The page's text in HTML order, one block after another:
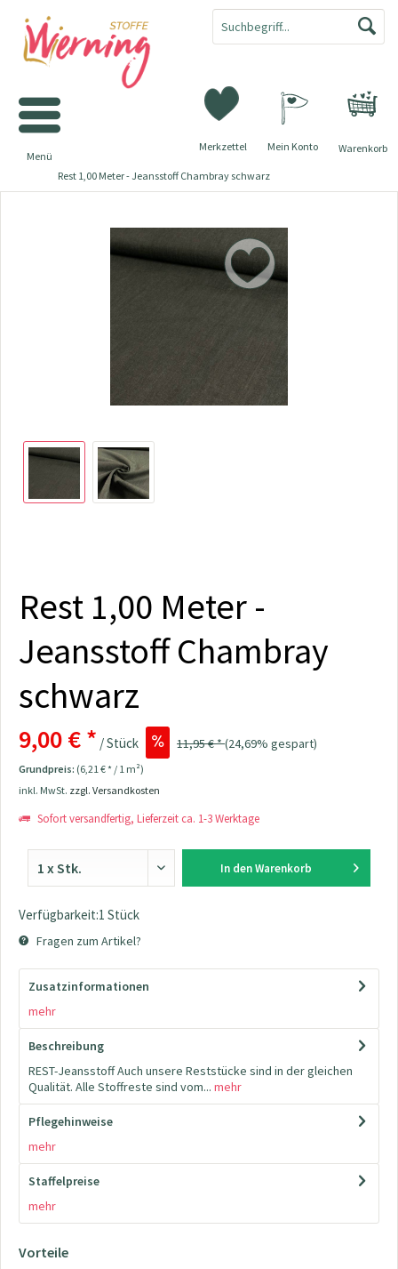
Warenkorb
Merkzettel Mein Konto
Menü
Rest 1,00 Meter - Jeansstoff Chambray schwarz
Rest 1,00 Meter -
Jeansstoff Chambray
schwarz
9,00 € * / Stück 11,95 € *(24,69% gespart)
Grundpreis: (6,21 € * / 1 m²)
inkl. MwSt. zzgl. Versandkosten
Sofort versandfertig, Lieferzeit ca. 1-3 Werktage
In den Warenkorb
Verfügbarkeit:1 Stück
Fragen zum Artikel?
Zusatzinformationen
mehr
Beschreibung
REST-Jeansstoff Auch unsere Reststücke sind in der gleichen
Qualität. Alle Stoffreste sind vom... mehr
Pflegehinweise
mehr
Staffelpreise
mehr
Vorteile